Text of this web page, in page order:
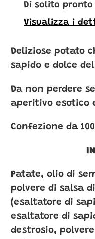
del
prodotto
carrello
Di solito pronto
Visualizza i
Deliziose potato
sapido e dolce
Da non perdere
aperitivo esotico
Confezione da
Patate, olio di
polvere di salsa
(esaltatore di
esaltatore di
destrosio,